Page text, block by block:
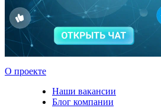
О проекте
Наши вакансии
Блог компании